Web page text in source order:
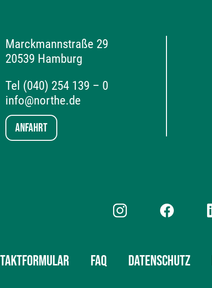
Marckmannstraße 29
20539 Hamburg
Tel (040) 254 139 – 0
info@northe.de
Anfahrt
FAQ DATENSCHUTZ